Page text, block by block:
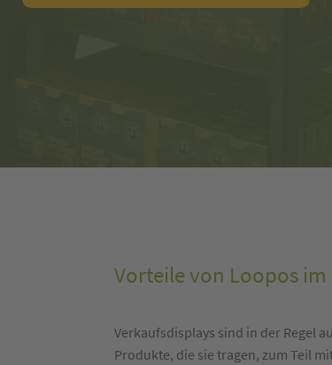
Vorteile von Loopos
Verkaufsdisplays sind in der Regel
Produkte, die sie tragen, zum Teil